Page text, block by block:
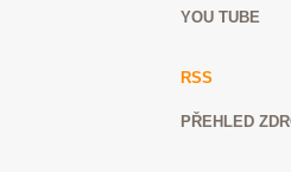
YOU TUBE
RSS
PŘEHLED